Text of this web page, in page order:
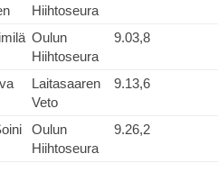
Hiihtoseura
Oulun
Hiihtoseura
9.03,8
Laitasaaren
Veto
9.13,6
Oulun
Hiihtoseura
9.26,2